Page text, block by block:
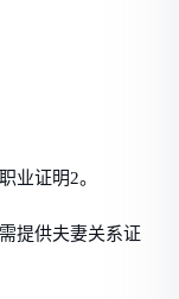
业证明2。
提供夫妻关系证